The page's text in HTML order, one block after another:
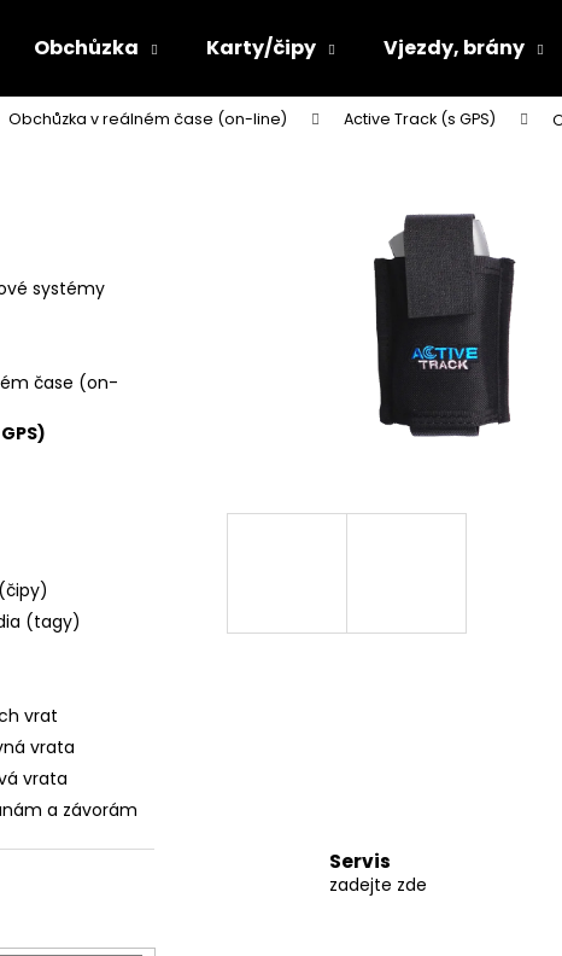
Obchůzka Karty/čipy Vjezdy, brány
Obchůzka v reálném čase (on-line) Active Track (s GPS)
systémy
čase (on-
(tagy)
vrat
vrata
vrata
a závorám
Servis
zadejte zde
Co potřebujete najít?
Doporučujeme
- S ŠEDÝM
BATERIE PRO SNÍMAČ ACTIVEGUARD